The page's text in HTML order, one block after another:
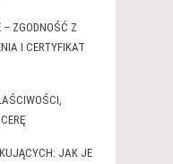
– ZGODNOŚĆ Z
I CERTYFIKAT
JAK JE